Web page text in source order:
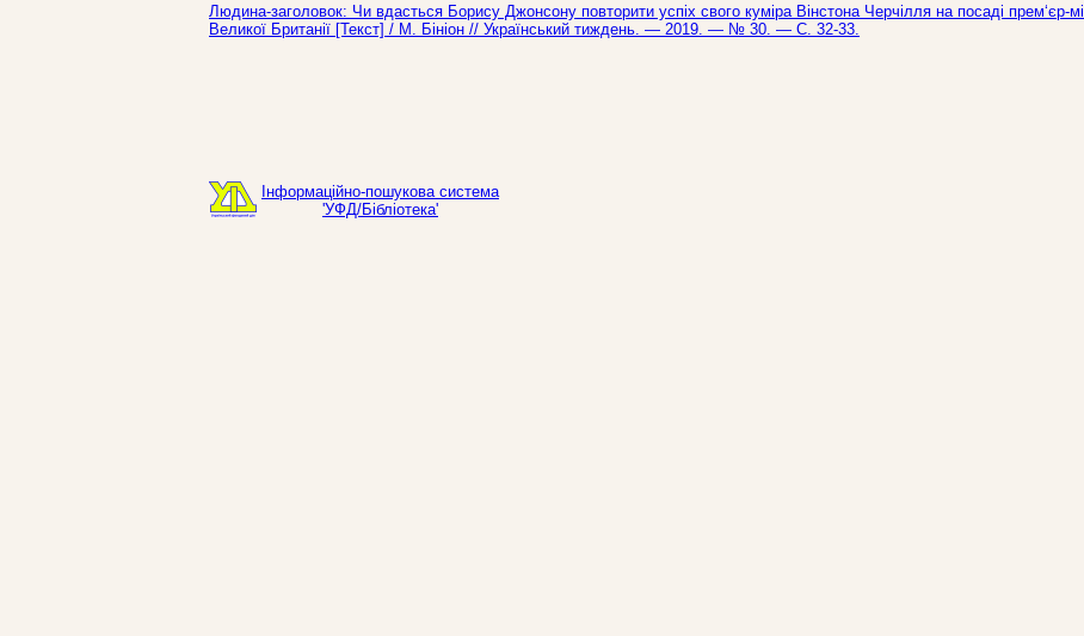
Людина-заголовок: Чи вдасться Борису Джонсону повторити успіх свого куміра Вінстона Черчілля на посаді прем‘єр-
Великої Британії [Текст] / М. Бініон // Український тиждень. — 2019. — № 30. — С. 32-33.
Інформаційно-пошукова система
'УФД/Бібліотека'